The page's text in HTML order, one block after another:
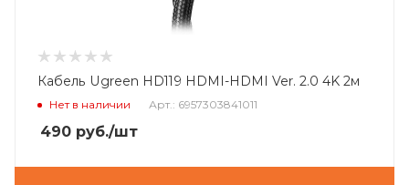
Кабель Ugreen HD119 HDMI-HDMI Ver. 2.0 4K 2м
Нет в наличии Арт.: 6957303841011
490 руб./шт